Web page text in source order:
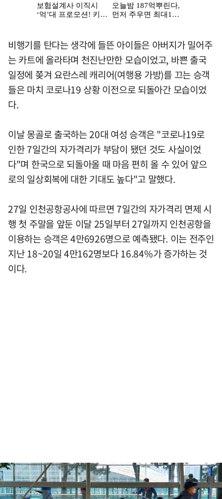
비행기를 탄다는 생각에 들뜬 아이들은 아버지가 밀어주
는 카트에 올라타며 천진난만한 모습이었고, 바쁜 출국
일정에 쫒겨 요란스레 캐리어(여행용 가방)를 끄는 승객
들은 마치 코로나19 상황 이전으로 되돌아간 모습이었
다.
이날 몽골로 출국하는 20대 여성 승객은 "코로나19로
인한 7일간의 자가격리가 부담이 됐던 것도 사실이었
다"며 한국으로 되돌아올 때 마음 편히 올 수 있어 앞으
로의 일상회복에 대한 기대도 높다"고 말했다.
27일 인천공항공사에 따르면 7일간의 자가격리 면제 시
행 첫 주말을 앞둔 이달 25일부터 27일까지 인천공항을
이용하는 승객은 4만6926명으로 예측됐다. 이는 전주인
지난 18~20일 4만162명보다 16.84%가 증가하는 것
이다.